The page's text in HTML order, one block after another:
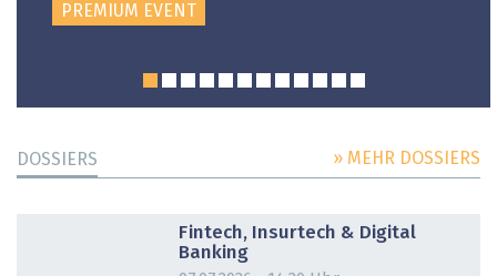
PREMIUM EVENT
DOSSIERS » MEHR DOSSIERS
Fintech, Insurtech & Digital
Banking